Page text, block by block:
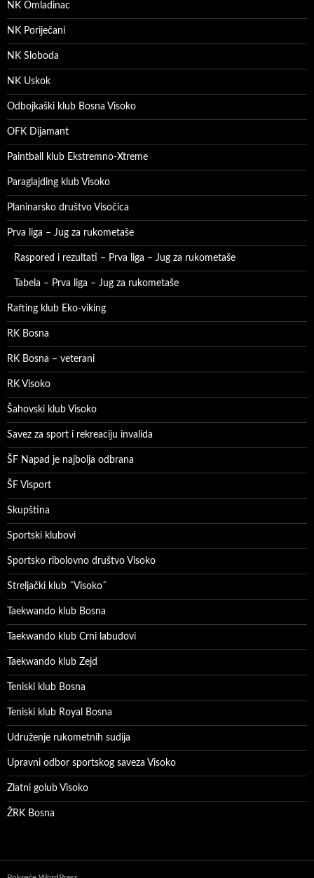
NK Omladinac
NK Poriječani
NK Sloboda
NK Uskok
Odbojkaški klub Bosna Visoko
OFK Dijamant
Paintball klub Ekstremno-Xtreme
Paraglajding klub Visoko
Planinarsko društvo Visočica
Prva liga – Jug za rukometaše
Raspored i rezultati – Prva liga – Jug za rukometaše
Tabela – Prva liga – Jug za rukometaše
Rafting klub Eko-viking
RK Bosna
RK Bosna – veterani
RK Visoko
Šahovski klub Visoko
Savez za sport i rekreaciju invalida
ŠF Napad je najbolja odbrana
ŠF Visport
Skupština
Sportski klubovi
Sportsko ribolovno društvo Visoko
Streljački klub ˝Visoko˝
Taekwando klub Bosna
Taekwando klub Crni labudovi
Taekwando klub Zejd
Teniski klub Bosna
Teniski klub Royal Bosna
Udruženje rukometnih sudija
Upravni odbor sportskog saveza Visoko
Zlatni golub Visoko
ŽRK Bosna